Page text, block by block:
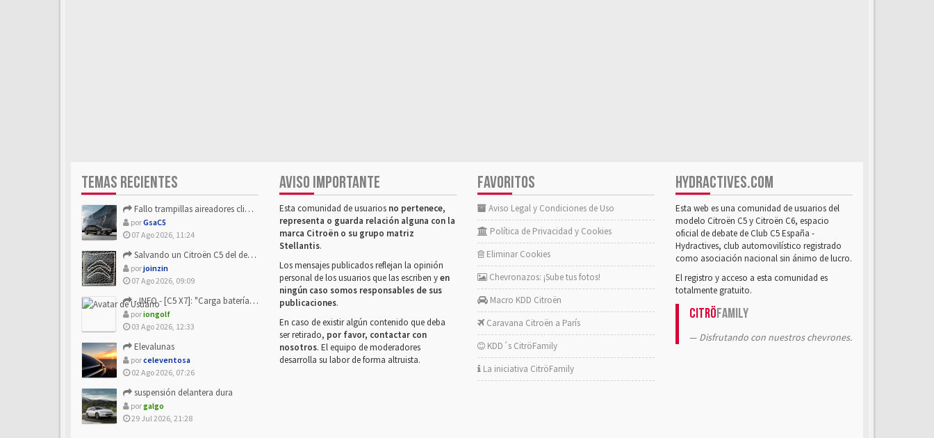
TEMAS RECIENTES
Fallo trampillas aireadores climatizador
porGsaC5
07 Ago 2026, 11:24
Salvando un Citroën C5 del desguace: Presentación y seguimiento
porjoinzin
07 Ago 2026, 09:09
- INFO - [C5 X7]: "Carga batería o alimentación eléctri...
poriongolf
03 Ago 2026, 12:33
Elevalunas
porceleventosa
02 Ago 2026, 07:26
suspensión delantera dura
porgalgo
29 Jul 2026, 21:28
AVISO IMPORTANTE
Esta comunidad de usuarios no pertenece,
representa o guarda relación alguna con la
marca Citroën o su grupo matriz
Stellantis.
Los mensajes publicados reflejan la opinión
personal de los usuarios que las escriben yen
ningún caso somos responsables de sus
publicaciones.
En caso de existir algún contenido que deba
ser retirado, por favor, contactar con
nosotros. El equipo de moderadores
desarrolla su labor de forma altruista.
FAVORITOS
Aviso Legal y Condiciones de Uso
Política de Privacidad y Cookies
Eliminar Cookies
Chevronazos: ¡Sube tus fotos!
Macro KDD Citroën
Caravana Citroën a París
KDD´s CitröFamily
La iniciativa CitröFamily
HYDRACTIVES.COM
Esta web es una comunidad de usuarios del
modelo Citroën C5 y Citroën C6, espacio
oficial de debate de Club C5 España -
Hydractives, club automovilístico registrado
como asociación nacional sin ánimo de lucro.
El registro y acceso a esta comunidad es
totalmente gratuito.
CitröFamily
Disfrutando con nuestros chevrones.